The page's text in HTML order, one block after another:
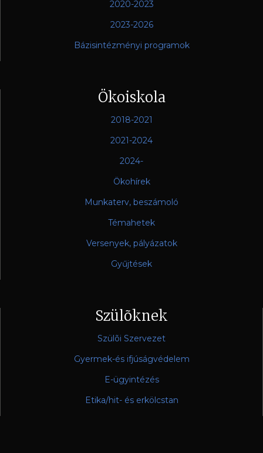
2020-2023
2023-2026
Bázisintézményi programok
Ökoiskola
2018-2021
2021-2024
2024-
Ökohírek
Munkaterv, beszámoló
Témahetek
Versenyek, pályázatok
Gyűjtések
Szülõknek
Szülõi Szervezet
Gyermek-és ifjúságvédelem
E-ügyintézés
Etika/hit- és erkölcstan